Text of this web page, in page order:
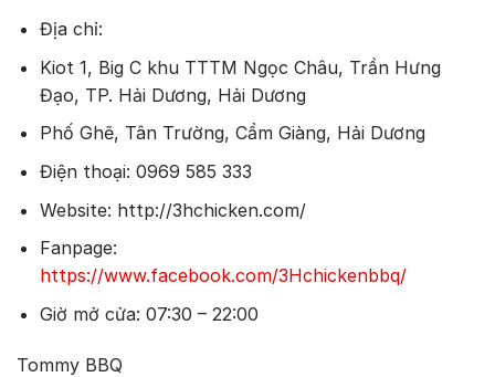
Địa chỉ:
Kiot 1, Big C khu TTTM Ngọc Châu, Trần Hưng
Đạo, TP. Hải Dương, Hải Dương
Phố Ghẽ, Tân Trường, Cẩm Giàng, Hải Dương
Điện thoại: 0969 585 333
Website: http://3hchicken.com/
Fanpage:
https://www.facebook.com/3Hchickenbbq/
Giờ mở cửa: 07:30 – 22:00
Tommy BBQ